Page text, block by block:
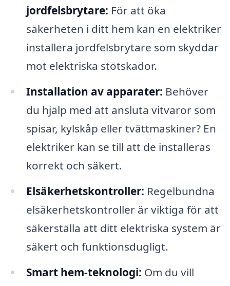
jordfelsbrytare: För att öka
säkerheten i ditt hem kan en elektriker
installera jordfelsbrytare som skyddar
mot elektriska stötskador.
Installation av apparater: Behöver
du hjälp med att ansluta vitvaror som
spisar, kylskåp eller tvättmaskiner? En
elektriker kan se till att de installeras
korrekt och säkert.
Elsäkerhetskontroller: Regelbundna
elsäkerhetskontroller är viktiga för att
säkerställa att ditt elektriska system är
säkert och funktionsdugligt.
Smart hem-teknologi: Om du vill